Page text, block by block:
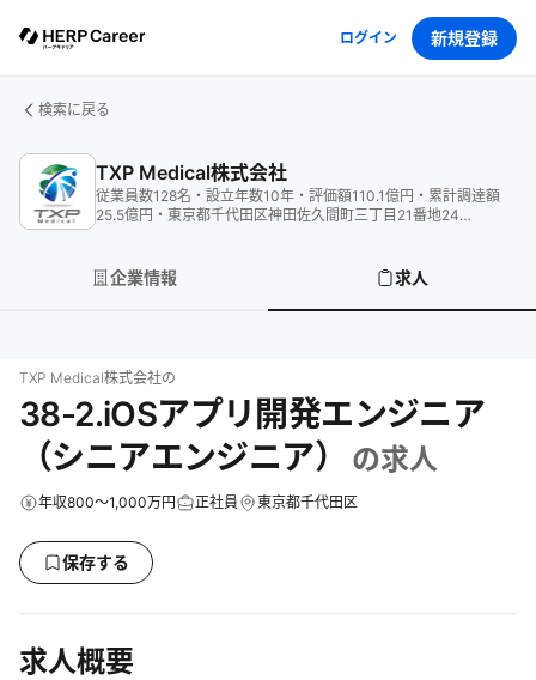
ログイン 新規登録
検索に戻る
TXP Medical株式会社
従業員数128名 ・ 設立年数10年 ・ 評価額110.1億円 ・ 累計調達額
25.5億円 ・ 東京都千代田区神田佐久間町三丁目21番地24
企業情報 求人
TXP Medical株式会社の
38-2.iOSアプリ開発エンジニア
（シニアエンジニア）
の求人
年収800～1,000万円 正社員 東京都千代田区
保存する
求人概要